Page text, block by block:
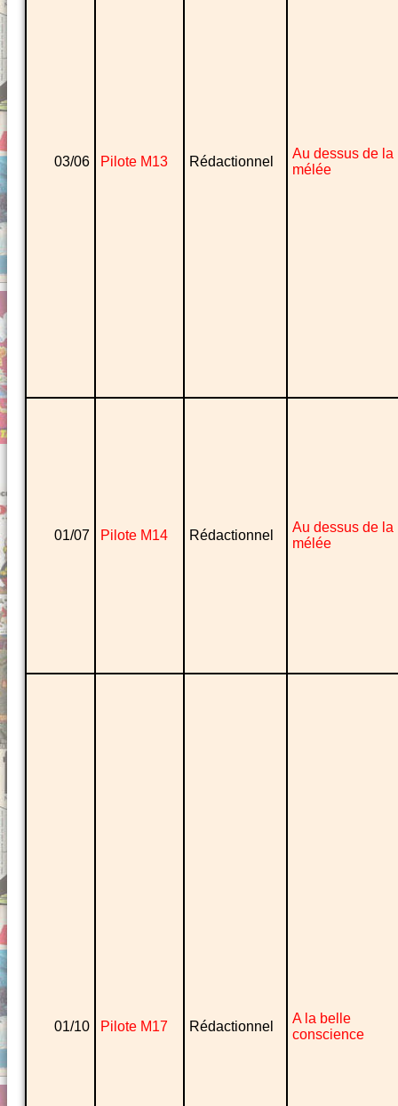
03/06 Pilote M13 Rédactionnel
Au dessus de la
mélée
01/07 Pilote M14 Rédactionnel
Au dessus de la
mélée
01/10 Pilote M17 Rédactionnel
A la belle
conscience